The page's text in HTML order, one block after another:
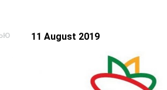
11 August 2019